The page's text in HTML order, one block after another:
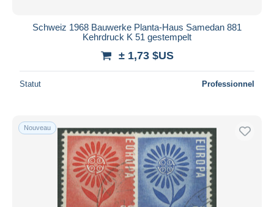
Schweiz 1968 Bauwerke Planta-Haus Samedan 881
Kehrdruck K 51 gestempelt
± 1,73 $US
Statut Professionnel
Nouveau